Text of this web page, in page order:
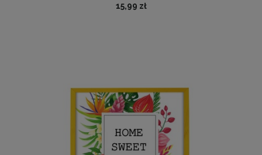
Ramka na zdjęcia A4 21 x 29,7 cm zielona, z naturalnego
15,99 zł